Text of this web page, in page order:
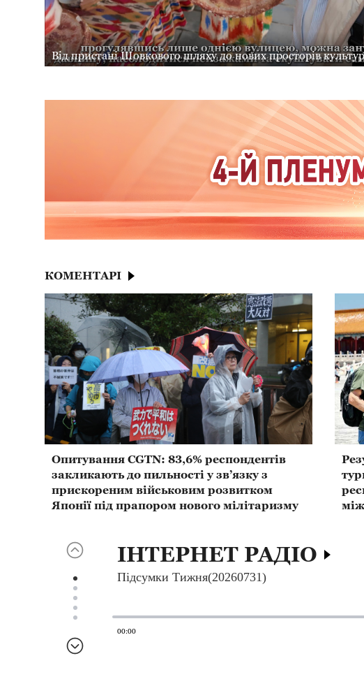
Від пристані Шовкового шляху до нових просторів
КОМЕНТАРІ
Опитування CGTN: 83,6% респондентів
закликають до пильності у зв’язку з
прискореним військовим розвитком
Японії під прапором нового мілітаризму
ІНТЕРНЕТ РАДІО
Підсумки Тижня(20260731)
00:00